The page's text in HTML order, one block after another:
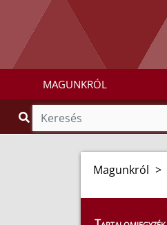
MAGUNKRÓL
Magunkról >